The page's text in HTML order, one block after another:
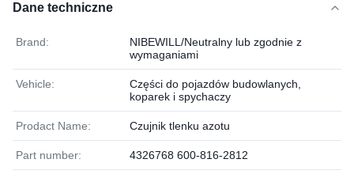
Dane techniczne
Brand:
NIBEWILL/Neutralny lub zgodnie z
wymaganiami
Vehicle:
Części do pojazdów budowlanych,
koparek i spychaczy
Prodact Name: Czujnik tlenku azotu
Part number: 4326768 600-816-2812